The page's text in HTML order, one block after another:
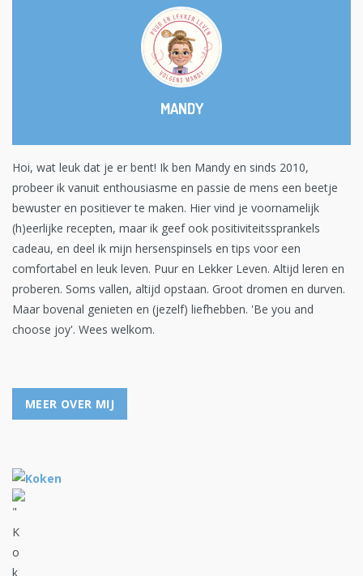
MANDY
Hoi, wat leuk dat je er bent! Ik ben Mandy en sinds 2010,
probeer ik vanuit enthousiasme en passie de mens een beetje
bewuster en positiever te maken. Hier vind je voornamelijk
(h)eerlijke recepten, maar ik geef ook positiviteitssprankels
cadeau, en deel ik mijn hersenspinsels en tips voor een
comfortabel en leuk leven. Puur en Lekker Leven. Altijd leren en
proberen. Soms vallen, altijd opstaan. Groot dromen en durven.
Maar bovenal genieten en (jezelf) liefhebben. 'Be you and
choose joy'. Wees welkom.
MEER OVER MIJ